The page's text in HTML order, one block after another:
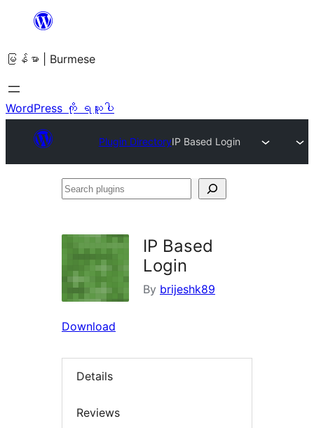
အကြောင်းအရာ
ကျော်သွား
ရန်
မြန်မာ | Burmese
WordPress ကို ရယူပါ
Plugin DirectoryIP Based Login
Search
IP Based
Login
By brijeshk89
Download
Details
Reviews